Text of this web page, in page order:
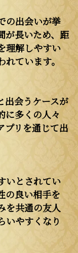
の出会いが挙
が長いため、距
理解しやすい
ています。
出会うケースが
に多くの人々
プリを通じて出
いとされてい
の良い相手を
を共通の友人
いやすくなり